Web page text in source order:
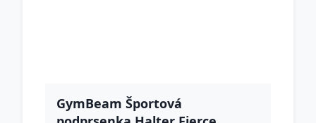
GymBeam Športová